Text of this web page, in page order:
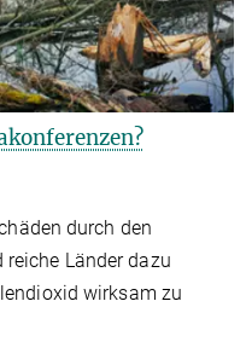
durch den
Länder dazu
wirksam zu